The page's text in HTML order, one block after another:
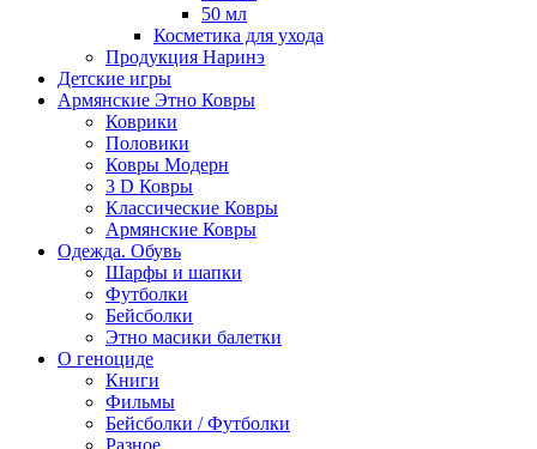
50 мл
Косметика для ухода
Продукция Наринэ
Детские игры
Армянские Этно Ковры
Коврики
Половики
Ковры Модерн
3 D Ковры
Классические Ковры
Армянские Ковры
Одежда. Обувь
Шарфы и шапки
Футболки
Бейсболки
Этно масики балетки
О геноциде
Книги
Фильмы
Бейсболки / Футболки
Разное